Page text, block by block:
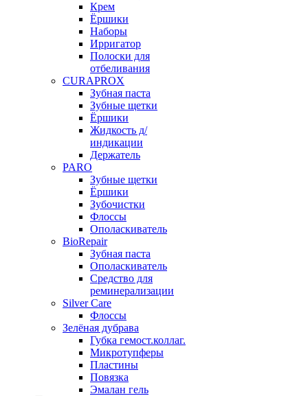
Крем
Ёршики
Наборы
Ирригатор
Полоски для
отбеливания
CURAPROX
Зубная паста
Зубные щетки
Ёршики
Жидкость д/
индикации
Держатель
PARO
Зубные щетки
Ёршики
Зубочистки
Флоссы
Ополаскиватель
BioRepair
Зубная паста
Ополаскиватель
Средство для
реминерализации
Silver Care
Флоссы
Зелёная дубрава
Губка гемост.коллаг.
Микротупферы
Пластины
Повязка
Эмалан гель